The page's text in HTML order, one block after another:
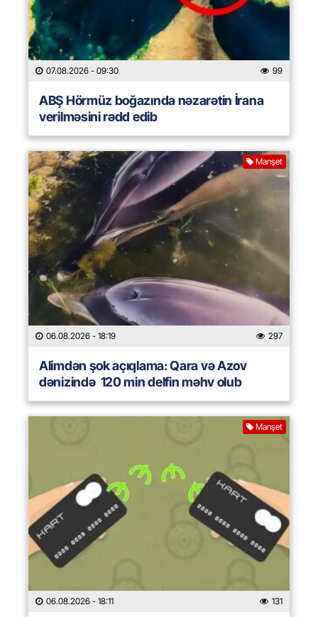
07.08.2026 - 09:30 99
ABŞ Hörmüz boğazında nəzarətin İrana
verilməsini rədd edib
Manşet
06.08.2026 - 18:19 297
Alimdən şok açıqlama: Qara və Azov
dənizində 120 min delfin məhv olub
Manşet
06.08.2026 - 18:11 131